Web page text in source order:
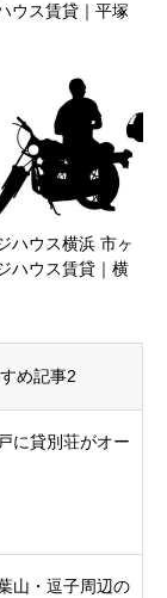
ウス賃貸｜平塚
ハウス横浜 市ヶ
ハウス賃貸｜横
め記事2
に貸別荘がオー
山・逗子周辺の